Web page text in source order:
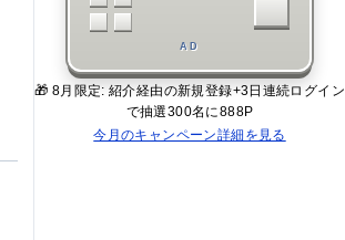
AD
🎁 8月限定: 紹介経由の新規登録+3日連続ログイン
で抽選300名に888P
今月のキャンペーン詳細を見る